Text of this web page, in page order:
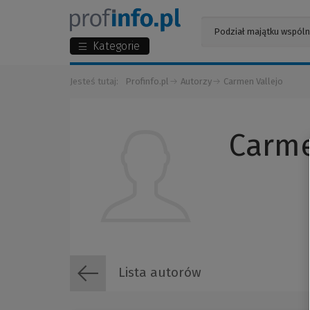
Kategorie
Jesteś tutaj: Profinfo.pl Autorzy Carmen Vallejo
Lista autorów